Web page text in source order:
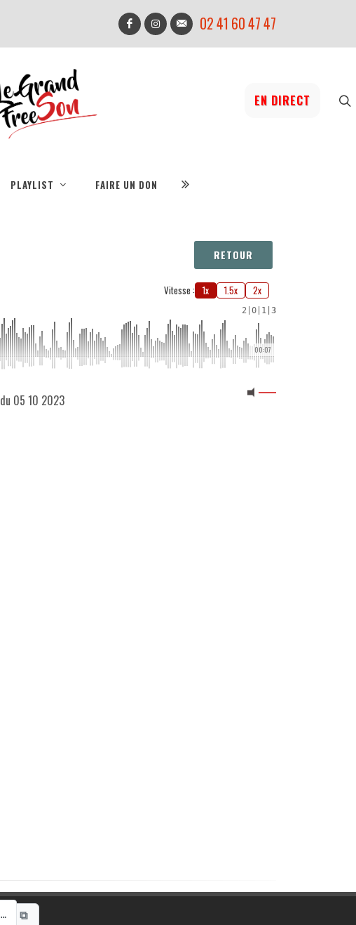
02 41 60 47 47
EN DIRECT
PLAYLIST FAIRE UN DON
RETOUR
Vitesse : 1x 1.5x 2x
2 0 1 3
00:07
05 10 2023
https://radio-g.fr?12742 ⧉